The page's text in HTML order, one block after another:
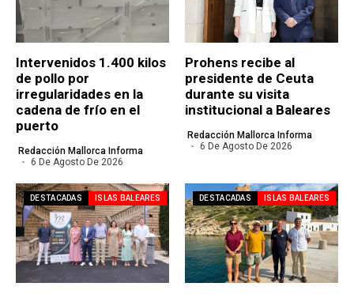
Intervenidos 1.400 kilos
de pollo por
irregularidades en la
cadena de frío en el
puerto
Redacción Mallorca Informa
6 De Agosto De 2026
Prohens recibe al
presidente de Ceuta
durante su visita
institucional a Baleares
Redacción Mallorca Informa
6 De Agosto De 2026
DESTACADAS ISLAS BALEARES DESTACADAS ISLAS BALEARES